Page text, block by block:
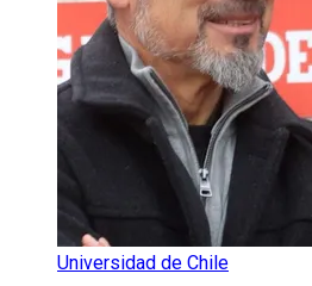
Universidad de Chile